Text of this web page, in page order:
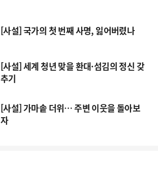
[사설] 국가의 첫 번째 사명, 잃어버렸나
[사설] 세계 청년 맞을 환대·섬김의 정신 갖
추기
[사설] 가마솥 더위… 주변 이웃을 돌아보
자